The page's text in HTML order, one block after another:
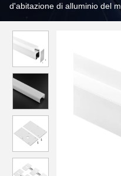
d'abitazione di alluminio del